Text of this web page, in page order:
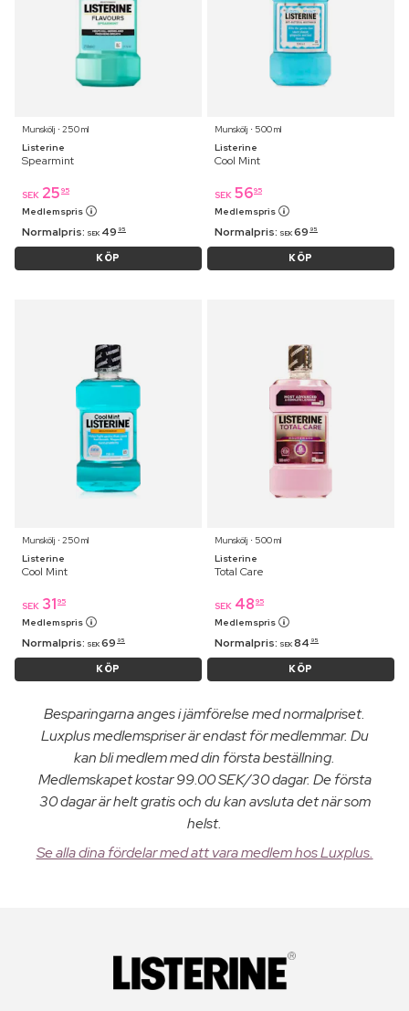
Munskölj ⋅ 250 ml
Listerine
Spearmint
SEK 25 95
Medlemspris
Normalpris: SEK 49 95
KÖP
Munskölj ⋅ 500 ml
Listerine
Cool Mint
SEK 5695
Medlemspris
Normalpris: SEK 69 95
KÖP
Munskölj ⋅ 250 ml
Listerine
Cool Mint
SEK 31 95
Medlemspris
Normalpris: SEK 69 95
KÖP
Munskölj ⋅ 500 ml
Listerine
Total Care
SEK 48 95
Medlemspris
Normalpris: SEK 84 95
KÖP
Besparingarna anges i jämförelse med normalpriset.
Luxplus medlemspriser är endast för medlemmar. Du
kan bli medlem med din första beställning.
Medlemskapet kostar 99.00 SEK/30 dagar. De första
30 dagar är helt gratis och du kan avsluta det när som
helst.
Se alla dina fördelar med att vara medlem hos Luxplus.